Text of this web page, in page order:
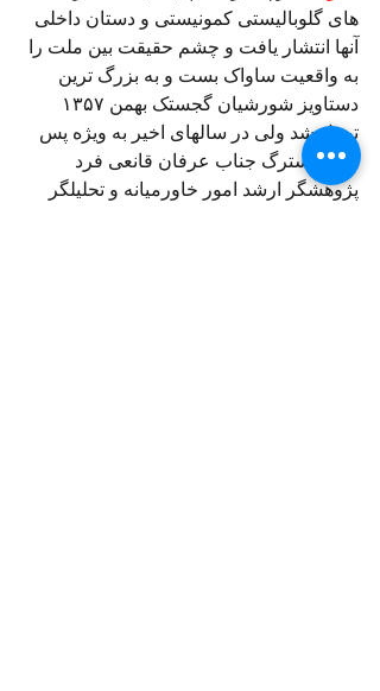
های گلوبالیستی کمونیستی و دستان داخلی
آنها انتشار یافت و چشم حقیقت بین ملت را
به واقعیت ساواک بست و به بزرگ ترین
تبدیل شد ولی در سالهای اخیر به ویژه پس
از کار سترگ جناب عرفان قانعی فرد
پژوهشگر ارشد امور خاورمیانه و تحلیلگر